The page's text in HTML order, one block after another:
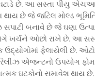
ઘટાડે છે. આ સસ્તા પીયુ
થાય છે જે જટિલ મોલ્ડ
બનાવે છે જે ઘણા
ખર્ચને ઓછો રાખે છે. આ
ફેલાયેલી છે.
રિલીઝ એજન્ટનો ઉપયોગ
ઘટકોનો સમાવેશ